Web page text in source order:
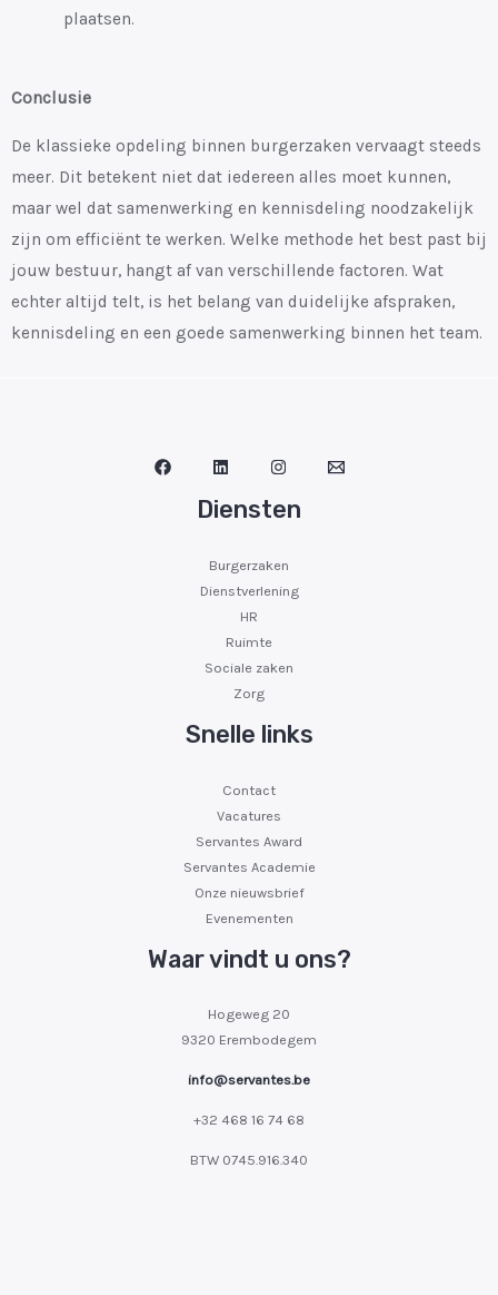
plaatsen.
Conclusie
De klassieke opdeling binnen burgerzaken vervaagt steeds
meer. Dit betekent niet dat iedereen alles moet kunnen,
maar wel dat samenwerking en kennisdeling noodzakelijk
zijn om efficiënt te werken. Welke methode het best past bij
jouw bestuur, hangt af van verschillende factoren. Wat
echter altijd telt, is het belang van duidelijke afspraken,
kennisdeling en een goede samenwerking binnen het team.
Diensten
Burgerzaken
Dienstverlening
HR
Ruimte
Sociale zaken
Zorg
Snelle links
Contact
Vacatures
Servantes Award
Servantes Academie
Onze nieuwsbrief
Evenementen
Waar vindt u ons?
Hogeweg 20
9320 Erembodegem
info@servantes.be
+32 468 16 74 68
BTW 0745.916.340